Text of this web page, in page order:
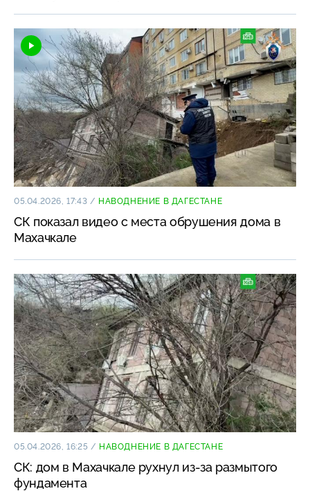
05.04.2026, 17:43 / НАВОДНЕНИЕ В ДАГЕСТАНЕ
СК показал видео с места обрушения дома в
Махачкале
05.04.2026, 16:25 / НАВОДНЕНИЕ В ДАГЕСТАНЕ
СК: дом в Махачкале рухнул из-за размытого
фундамента